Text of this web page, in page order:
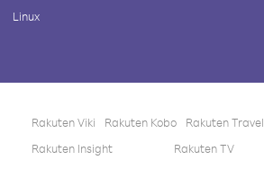
Linux
Rakuten Viki Rakuten Kobo Rakuten Travel
Rakuten Insight
Rakuten TV